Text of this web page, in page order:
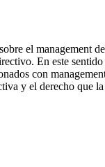
el management
En este
con
y el derecho que